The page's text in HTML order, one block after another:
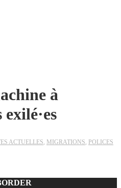
à
ACTUELLES, MIGRATIONS, POLICES